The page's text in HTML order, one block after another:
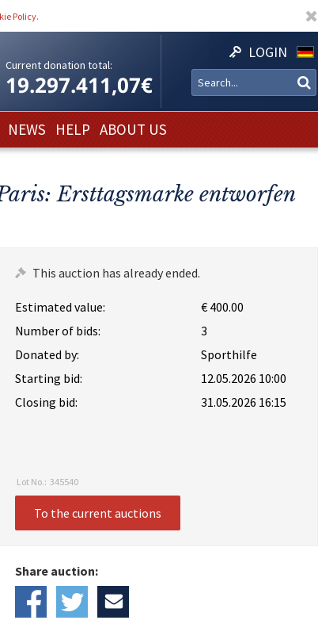
Policy.
Current donation total:
19.297.411,07€
LOGIN
NEWS HELP ABOUT US
Ersttagsmarke entworfen
This auction has already ended.
Estimated value:
€ 400.00
Number of bids:
3
Donated by:
Sporthilfe
Starting bid:
12.05.2026 10:00
Closing bid:
31.05.2026 16:15
Lot No.: 345540
To the current auctions
Share auction: